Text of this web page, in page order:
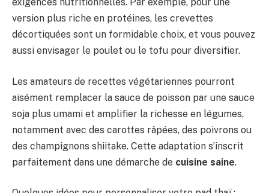
exigences nutritionnelles. Par exemple, pour une
version plus riche en protéines, les crevettes
décortiquées sont un formidable choix, et vous pouvez
aussi envisager le poulet ou le tofu pour diversifier.
Les amateurs de recettes végétariennes pourront
aisément remplacer la sauce de poisson par une sauce
soja plus umami et amplifier la richesse en légumes,
notamment avec des carottes râpées, des poivrons ou
des champignons shiitake. Cette adaptation s’inscrit
parfaitement dans une démarche de cuisine saine.